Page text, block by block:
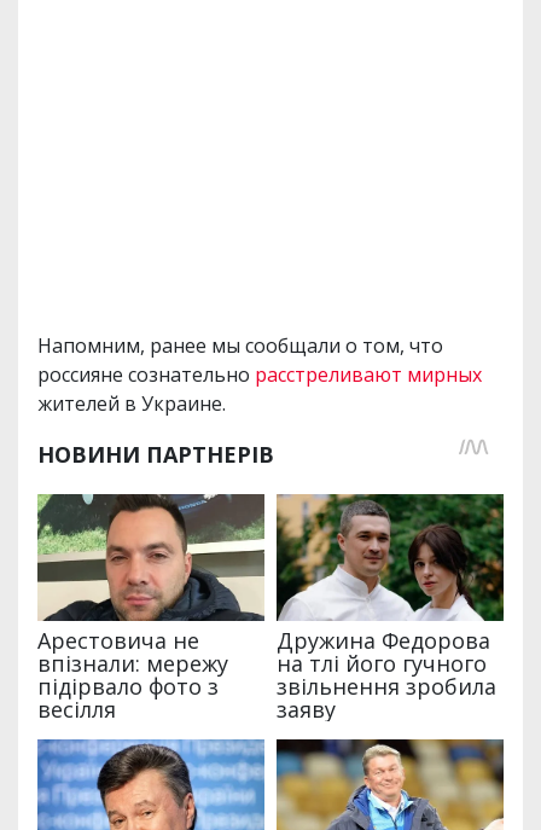
Напомним, ранее мы сообщали о том, что
россияне сознательно расстреливают мирных
жителей в Украине.